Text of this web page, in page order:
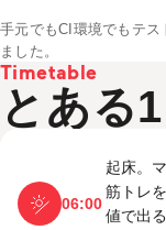
手元でもCI環境でもテス
ました。
Timetable
と あ る1
06:00
起床。
筋トレ
値で出